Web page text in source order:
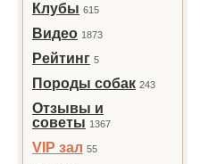
Клубы 615
Видео 1873
Рейтинг 5
Породы собак 243
Отзывы и
советы 1367
VIP зал 55